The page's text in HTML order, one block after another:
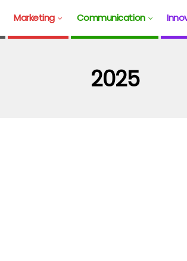
Marketing Communication
2025